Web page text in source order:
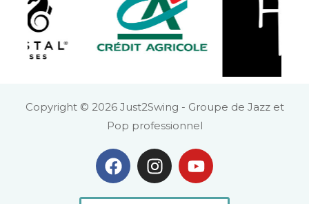
Copyright © 2026 Just2Swing - Groupe de Jazz et
Pop professionnel